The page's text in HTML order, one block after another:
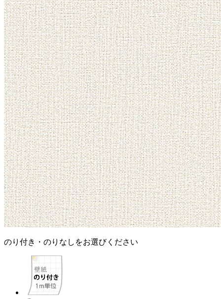
のり付き・のりなしをお選びください